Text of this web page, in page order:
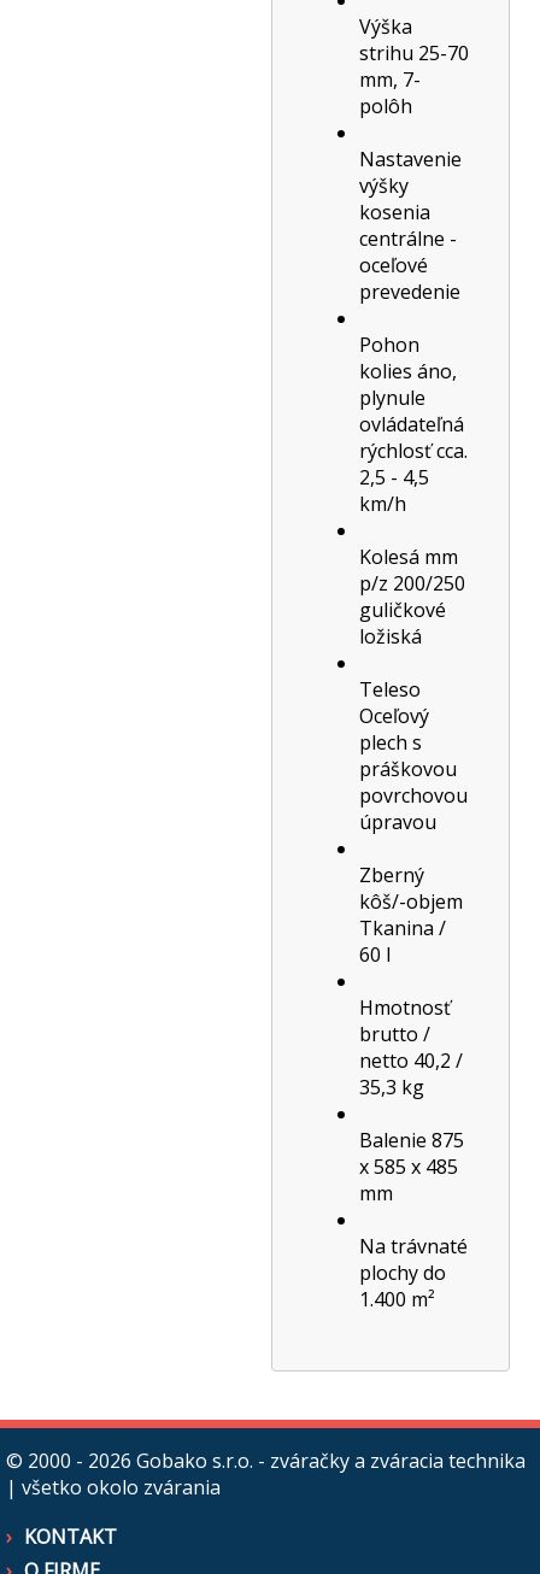
Výška
strihu 25-70
mm, 7-
polôh
Nastavenie
výšky
kosenia
centrálne -
oceľové
prevedenie
Pohon
kolies áno,
plynule
ovládateľná
rýchlosť cca.
2,5 - 4,5
km/h
Kolesá mm
p/z 200/250
guličkové
ložiská
Teleso
Oceľový
plech s
práškovou
povrchovou
úpravou
Zberný
kôš/-objem
Tkanina /
60 l
Hmotnosť
brutto /
netto 40,2 /
35,3 kg
Balenie 875
x 585 x 485
mm
Na trávnaté
plochy do
1.400 m²
© 2000 - 2026 Gobako s.r.o. - zváračky a zváracia technika
| všetko okolo zvárania
KONTAKT